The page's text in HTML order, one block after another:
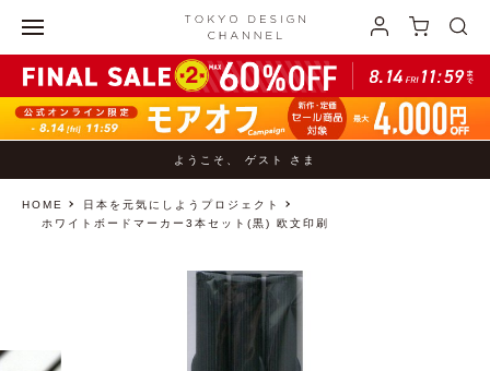
ようこそ、 ゲスト さま
HOME
日本を元気にしようプロジェクト
ホワイトボードマーカー3本セット(黒) 欧文印刷